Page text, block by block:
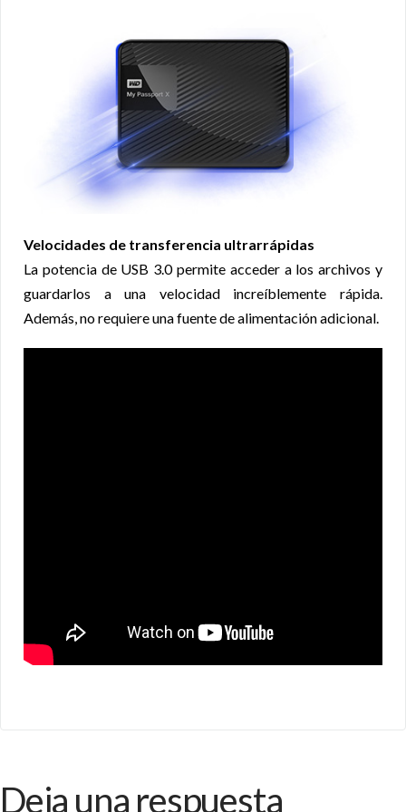
Velocidades de transferencia ultrarrápidas
La potencia de USB 3.0 permite acceder a los archivos y
guardarlos a una velocidad increíblemente rápida.
Además, no requiere una fuente de alimentación adicional.
Deja una respuesta